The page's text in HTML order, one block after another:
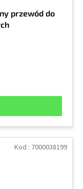
przewód do
Kod : 7000038199